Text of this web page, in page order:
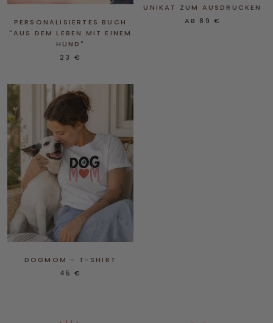
PERSONALISIERTES BUCH
"AUS DEM LEBEN MIT EINEM
HUND"
23 €
UNIKAT ZUM AUSDRUCKEN
AB 89 €
DOGMOM - T-SHIRT
45 €